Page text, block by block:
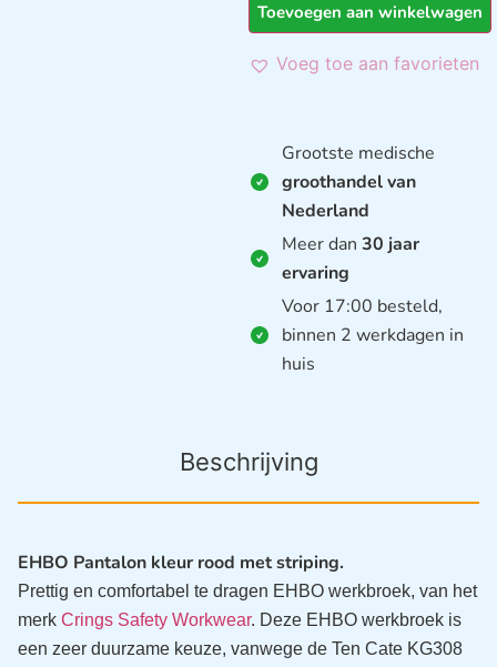
Toevoegen aan winkelwagen
Voeg toe aan favorieten
Grootste medische
groothandel van
Nederland
Meer dan 30 jaar
ervaring
Voor 17:00 besteld,
binnen 2 werkdagen in
huis
Beschrijving
EHBO Pantalon kleur rood met striping.
Prettig en comfortabel te dragen EHBO werkbroek, van het
merk Crings Safety Workwear. Deze EHBO werkbroek is
een zeer duurzame keuze, vanwege de Ten Cate KG308